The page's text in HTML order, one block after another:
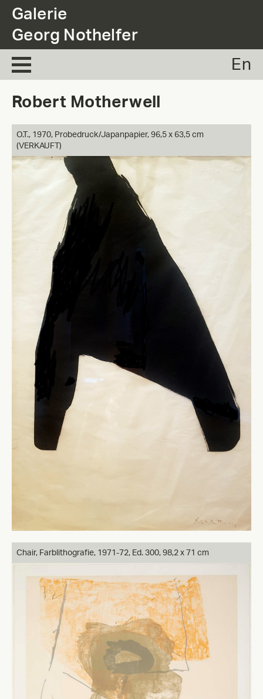
Galerie
Georg Nothelfer
En
Robert Motherwell
O.T., 1970, Probedruck/Japanpapier, 96,5 x 63,5 cm
(VERKAUFT)
Chair, Farblithografie, 1971-72, Ed. 300, 98,2 x 71 cm